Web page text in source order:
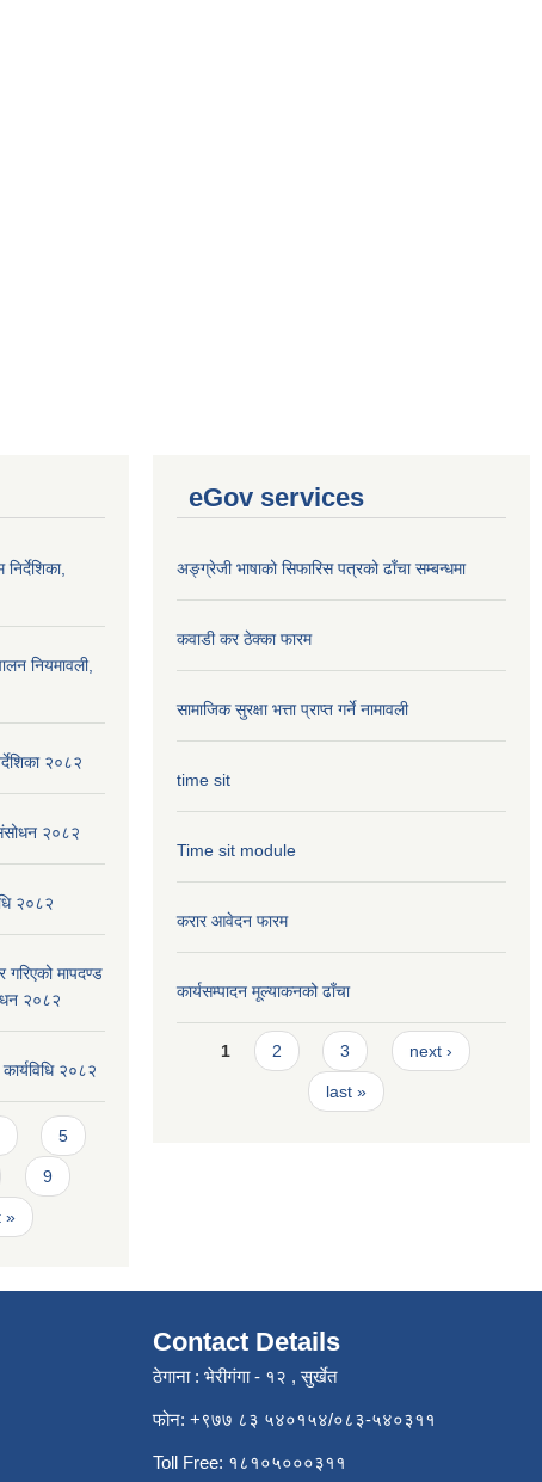
नियमावली,
२०८२
२०८२
२०८२
गरिएको मापदण्ड
२०८२
२०८२
5
9
»
eGov services
अङ्ग्रेजी भाषाको सिफारिस पत्रको ढाँचा सम्बन्धमा
कवाडी कर ठेक्का फारम
सामाजिक सुरक्षा भत्ता प्राप्त गर्ने नामावली
time sit
Time sit module
करार आवेदन फारम
कार्यसम्पादन मूल्या‌कनको ढाँचा
Pages
1 2 3 next ›
last »
Contact Details
ठेगाना : भेरीगंगा - १२ , सुर्खेत
फोन: +९७७ ८३ ५४०१५४/०८३-५४०३११
Toll Free: १८१०५०००३११